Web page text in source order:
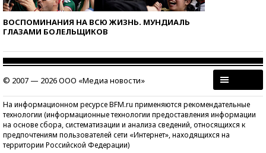
ВОСПОМИНАНИЯ НА ВСЮ ЖИЗНЬ. МУНДИАЛЬ
ГЛАЗАМИ БОЛЕЛЬЩИКОВ
© 2007 — 2026 ООО «Медиа новости»
На информационном ресурсе BFM.ru применяются рекомендательные
технологии (информационные технологии предоставления информации
на основе сбора, систематизации и анализа сведений, относящихся к
предпочтениям пользователей сети «Интернет», находящихся на
территории Российской Федерации)